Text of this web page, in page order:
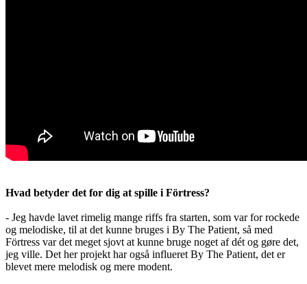
Hvad betyder det for dig at spille i Förtress?
- Jeg havde lavet rimelig mange riffs fra starten, som var for rockede
og melodiske, til at det kunne bruges i By The Patient, så med
Förtress var det meget sjovt at kunne bruge noget af dét og gøre det,
jeg ville. Det her projekt har også influeret By The Patient, det er
blevet mere melodisk og mere modent.